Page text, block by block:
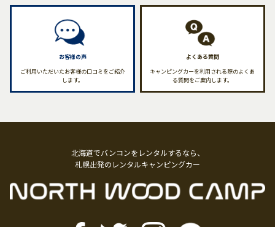
お客様の声
ご利用いただいたお客様の口コミをご紹介
します。
よくある質問
キャンピングカーを利用される際のよくあ
る質問をご案内します。
北海道でバンコンをレンタルするなら、
札幌出発のレンタルキャンピングカー